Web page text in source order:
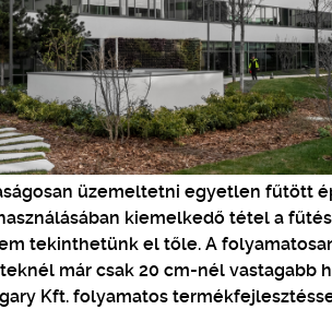
üzemeltetni egyetlen fűtött
kiemelkedő tétel a
tekinthetünk el tőle. A
már csak 20 cm-nél vastagabb
Kft. folyamatos